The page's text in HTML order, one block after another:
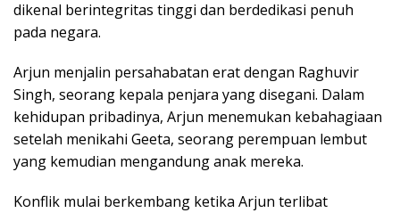
dikenal berintegritas tinggi dan berdedikasi penuh
pada negara.
Arjun menjalin persahabatan erat dengan Raghuvir
Singh, seorang kepala penjara yang disegani. Dalam
kehidupan pribadinya, Arjun menemukan kebahagiaan
setelah menikahi Geeta, seorang perempuan lembut
yang kemudian mengandung anak mereka.
Konflik mulai berkembang ketika Arjun terlibat